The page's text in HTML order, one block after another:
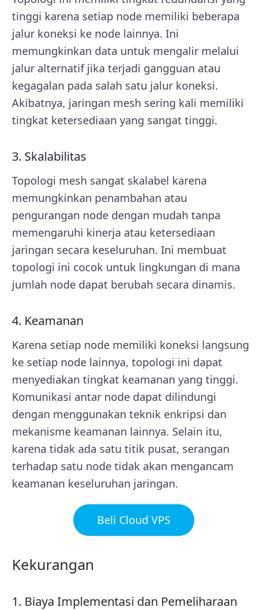
tinggi karena setiap node memiliki beberapa
jalur koneksi ke node lainnya. Ini
memungkinkan data untuk mengalir melalui
jalur alternatif jika terjadi gangguan atau
kegagalan pada salah satu jalur koneksi.
Akibatnya, jaringan mesh sering kali memiliki
tingkat ketersediaan yang sangat tinggi.
3. Skalabilitas
Topologi mesh sangat skalabel karena
memungkinkan penambahan atau
pengurangan node dengan mudah tanpa
memengaruhi kinerja atau ketersediaan
jaringan secara keseluruhan. Ini membuat
topologi ini cocok untuk lingkungan di mana
jumlah node dapat berubah secara dinamis.
4. Keamanan
Karena setiap node memiliki koneksi langsung
ke setiap node lainnya, topologi ini dapat
menyediakan tingkat keamanan yang tinggi.
Komunikasi antar node dapat dilindungi
dengan menggunakan teknik enkripsi dan
mekanisme keamanan lainnya. Selain itu,
karena tidak ada satu titik pusat, serangan
terhadap satu node tidak akan mengancam
keamanan keseluruhan jaringan.
Beli Cloud VPS
Kekurangan
1. Biaya Implementasi dan Pemeliharaan